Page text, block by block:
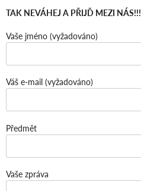
TAK NEVÁHEJ A PŘIJĎ MEZI NÁS!!!
Vaše jméno (vyžadováno)
Váš e-mail (vyžadováno)
Předmět
Vaše zpráva